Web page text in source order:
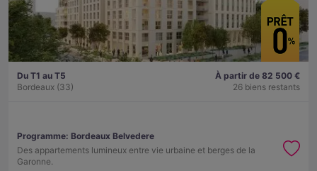
Du T1 au T5
Bordeaux (33)
À partir de 82 500 €
26 biens restants
Programme: Bordeaux Belvedere
Des appartements lumineux entre vie urbaine et berges de la
Garonne.